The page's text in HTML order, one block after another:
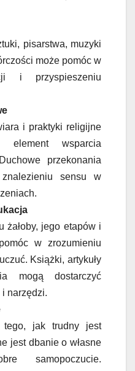
pisarstwa, muzyki
może pomóc w
i przyspieszeniu
i praktyki religijne
element wsparcia
przekonania
sensu w
żałoby, jego etapów i
w zrozumieniu
Książki, artykuły
mogą dostarczyć
narzędzi.
jak trudny jest
jest dbanie o własne
samopoczucie.